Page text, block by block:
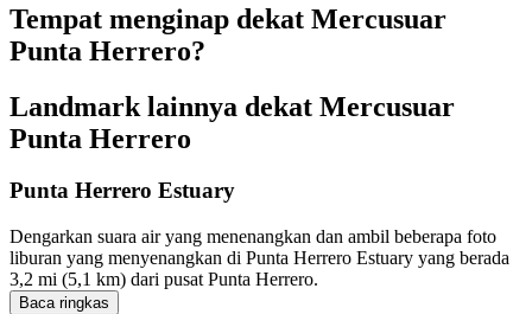
Tempat menginap dekat Mercusuar
Punta Herrero?
Landmark lainnya dekat Mercusuar
Punta Herrero
Punta Herrero Estuary
Dengarkan suara air yang menenangkan dan ambil beberapa foto
liburan yang menyenangkan di Punta Herrero Estuary yang berada
3,2 mi (5,1 km) dari pusat Punta Herrero.
Baca ringkas